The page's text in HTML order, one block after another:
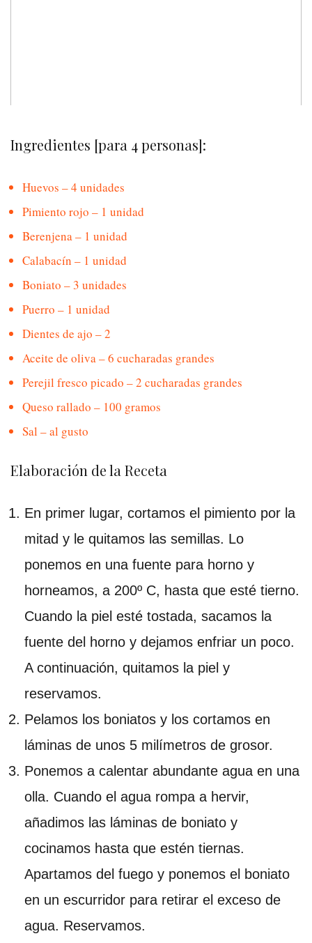
Ingredientes [para 4 personas]:
Huevos – 4 unidades
Pimiento rojo – 1 unidad
Berenjena – 1 unidad
Calabacín – 1 unidad
Boniato – 3 unidades
Puerro – 1 unidad
Dientes de ajo – 2
Aceite de oliva – 6 cucharadas grandes
Perejil fresco picado – 2 cucharadas grandes
Queso rallado – 100 gramos
Sal – al gusto
Elaboración de la Receta
En primer lugar, cortamos el pimiento por la
mitad y le quitamos las semillas. Lo
ponemos en una fuente para horno y
horneamos, a 200º C, hasta que esté tierno.
Cuando la piel esté tostada, sacamos la
fuente del horno y dejamos enfriar un poco.
A continuación, quitamos la piel y
reservamos.
Pelamos los boniatos y los cortamos en
láminas de unos 5 milímetros de grosor.
Ponemos a calentar abundante agua en una
olla. Cuando el agua rompa a hervir,
añadimos las láminas de boniato y
cocinamos hasta que estén tiernas.
Apartamos del fuego y ponemos el boniato
en un escurridor para retirar el exceso de
agua. Reservamos.